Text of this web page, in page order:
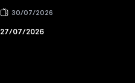
30/07/2026
27/07/2026